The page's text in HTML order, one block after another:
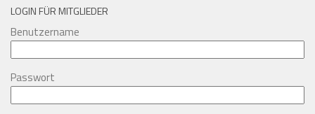
LOGIN FÜR MITGLIEDER
Benutzername
Passwort